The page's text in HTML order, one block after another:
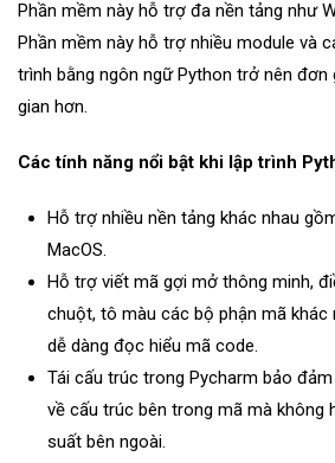
Phần mềm này hỗ trợ đa nền tảng như
Phần mềm này hỗ trợ nhiều module và
trình bằng ngôn ngữ Python trở nên đơn
gian hơn.
Các tính năng nổi bật khi lập trình
Hỗ trợ nhiều nền tảng khác nhau
MacOS.
Hỗ trợ viết mã gợi mở thông minh,
chuột, tô màu các bộ phận mã khác
dễ dàng đọc hiểu mã code.
Tái cấu trúc trong Pycharm bảo
về cấu trúc bên trong mã mà không
suất bên ngoài.